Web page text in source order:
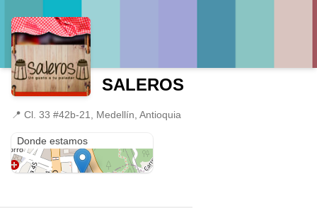
SALEROS
📍 Cl. 33 #42b-21, Medellín, Antioquia
Donde estamos